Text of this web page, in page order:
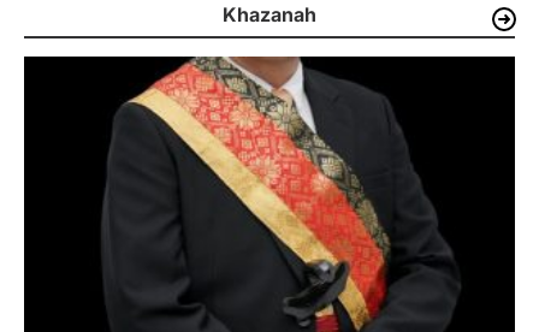
Khazanah